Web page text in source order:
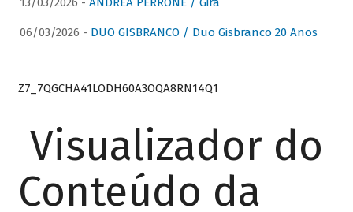
06/03/2026 - DUO GISBRANCO / Duo Gisbranco 20 Anos
Z7_7QGCHA41LODH60A3OQA8RN14Q1
Visualizador do
Conteúdo da